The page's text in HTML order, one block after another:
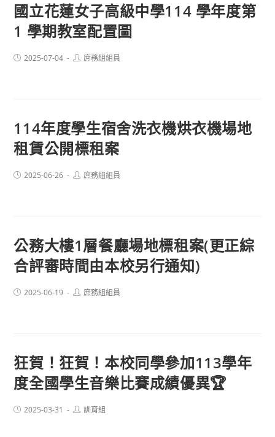
國立花蓮女子高級中學114 學年度第
1 學期教室配置圖
Post2025-07-04
Post庶務組組員
114年度學生宿舍洗衣機烘衣機場地
租賃公開標租案
Post2025-06-26
Post庶務組組員
公務大樓1層餐廳場地標租案(更正綜
合評審時間由本校另行通知)
Post2025-06-19
Post庶務組組員
狂賀！狂賀！本校同學參加113學年
度全國學生音樂比賽成績優異🏆
Post2025-03-31
Post訓育組